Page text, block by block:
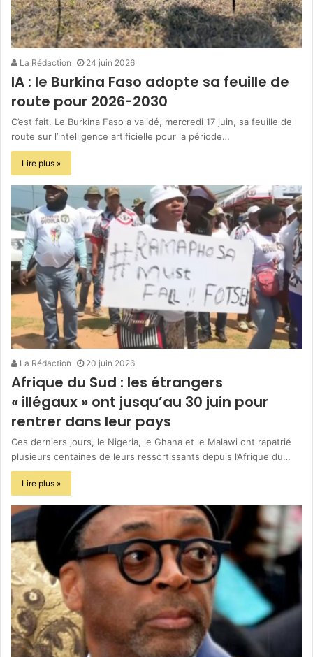
La Rédaction 24 juin 2026
IA : le Burkina Faso adopte sa feuille de
route pour 2026-2030
C’est fait. Le Burkina Faso a validé, mercredi 17 juin, sa feuille de
route sur l’intelligence artificielle pour la période…
Lire plus »
La Rédaction 20 juin 2026
Afrique du Sud : les étrangers
« illégaux » ont jusqu’au 30 juin pour
rentrer dans leur pays
Ces derniers jours, le Nigeria, le Ghana et le Malawi ont rapatrié
plusieurs centaines de leurs ressortissants depuis l’Afrique du…
Lire plus »